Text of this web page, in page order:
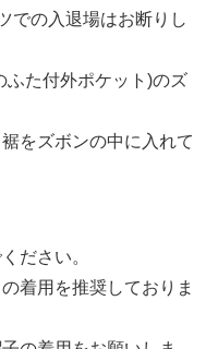
での入退場はお断りし
ふた付外ポケット)のズ
をズボンの中に入れて
ださい。
着用を推奨しておりま